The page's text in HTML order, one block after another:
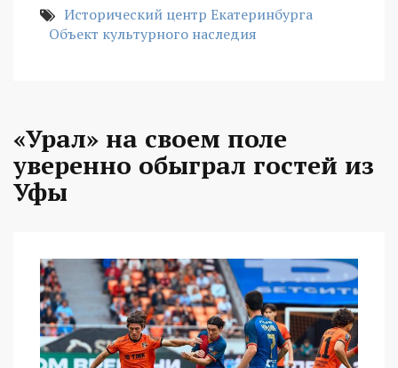
Исторический центр Екатеринбурга
Объект культурного наследия
«Урал» на своем поле
уверенно обыграл гостей из
Уфы